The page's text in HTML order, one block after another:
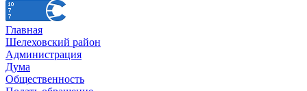
Главная
Шелеховский район
Администрация
Дума
Общественность